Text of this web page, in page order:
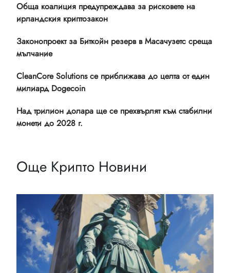
Обща коалиция предупреждава за рисковете на
ирландския криптозакон
Законопроект за Биткойн резерв в Масачузетс среща
мълчание
CleanCore Solutions се приближава до целта от един
милиард Dogecoin
Над трилион долара ще се прехвърлят към стабилни
монети до 2028 г.
Още Крипто Новини